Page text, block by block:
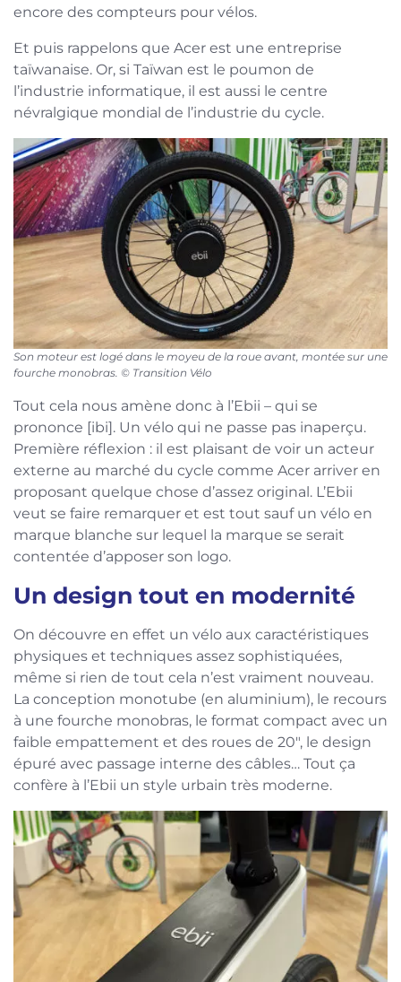
encore des compteurs pour vélos.
Et puis rappelons que Acer est une entreprise
taïwanaise. Or, si Taïwan est le poumon de
l’industrie informatique, il est aussi le centre
névralgique mondial de l’industrie du cycle.
Son moteur est logé dans le moyeu de la roue avant, montée sur une
fourche monobras. © Transition Vélo
Tout cela nous amène donc à l’Ebii – qui se
prononce [ibi]. Un vélo qui ne passe pas inaperçu.
Première réflexion : il est plaisant de voir un acteur
externe au marché du cycle comme Acer arriver en
proposant quelque chose d’assez original. L’Ebii
veut se faire remarquer et est tout sauf un vélo en
marque blanche sur lequel la marque se serait
contentée d’apposer son logo.
Un design tout en modernité
On découvre en effet un vélo aux caractéristiques
physiques et techniques assez sophistiquées,
même si rien de tout cela n’est vraiment nouveau.
La conception monotube (en aluminium), le recours
à une fourche monobras, le format compact avec un
faible empattement et des roues de 20″, le design
épuré avec passage interne des câbles… Tout ça
confère à l’Ebii un style urbain très moderne.